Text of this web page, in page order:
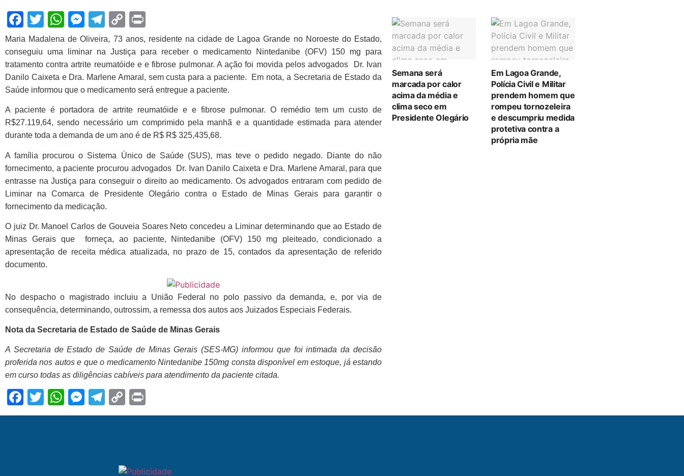
Facebook
Twitter
WhatsApp
Messenger
Telegram
Copy
Link
Maria Madalena de Oliveira, 73 anos, residente na cidade de Lagoa Grande no Noroeste do Estado,
conseguiu uma liminar na Justiça para receber o medicamento Nintedanibe (OFV) 150 mg para
tratamento contra artrite reumatóide e e fibrose pulmonar. A ação foi movida pelos advogados Dr. Ivan
Danilo Caixeta e Dra. Marlene Amaral, sem custa para a paciente. Em nota, a Secretaria de Estado da
Saúde informou que o medicamento será entregue a paciente.
A paciente é portadora de artrite reumatóide e e fibrose pulmonar. O remédio tem um custo de
R$27.119,64, sendo necessário um comprimido pela manhã e a quantidade estimada para atender
durante toda a demanda de um ano é de R$ R$ 325,435,68.
A família procurou o Sistema Único de Saúde (SUS), mas teve o pedido negado.
Diante do não
fornecimento, a paciente procurou advogados Dr. Ivan Danilo Caixeta e Dra. Marlene Amaral, para que
entrasse na Justiça para conseguir o direito ao medicamento. Os advogados entraram com pedido de
Liminar na Comarca de Presidente Olegário contra o Estado de Minas Gerais para garantir o
fornecimento da medicação.
O juiz Dr. Manoel Carlos de Gouveia Soares Neto concedeu a Liminar determinando que ao Estado de
Minas Gerais que forneça, ao paciente, Nintedanibe (OFV) 150 mg pleiteado, condicionado a
apresentação de receita médica atualizada, no prazo de 15, contados da apresentação de referido
documento.
No despacho o magistrado incluiu a União Federal no polo passivo da demanda, e, por via de
consequência, determinando, outrossim, a remessa dos autos aos Juizados Especiais Federais.
Nota da Secretaria de Estado de Saúde de Minas Gerais
A Secretaria de Estado de Saúde de Minas Gerais (SES-MG) informou que foi intimada da decisão
proferida nos autos e que o medicamento Nintedanibe 150mg consta disponível em estoque, já estando
em curso todas as diligências cabíveis para atendimento da paciente citada.
Facebook
Twitter
WhatsApp
Messenger
Telegram
Copy
Link
Semana será
marcada por calor
acima da média e
clima seco em
Presidente Olegário
Em Lagoa Grande,
Polícia Civil e Militar
prendem homem que
rompeu tornozeleira
e descumpriu medida
protetiva contra a
própria mãe